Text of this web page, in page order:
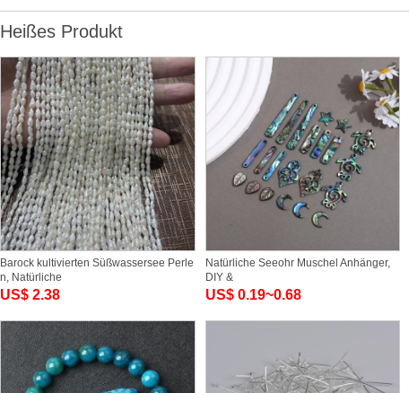
Heißes Produkt
Barock kultivierten Süßwassersee Perle
n, Natürliche
US$ 2.38
Natürliche Seeohr Muschel Anhänger,
DIY &
US$ 0.19~0.68